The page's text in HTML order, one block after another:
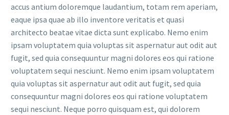
accus antium doloremque laudantium, totam rem aperiam,
eaque ipsa quae ab illo inventore veritatis et quasi
architecto beatae vitae dicta sunt explicabo. Nemo enim
ipsam voluptatem quia voluptas sit aspernatur aut odit aut
fugit, sed quia consequuntur magni dolores eos qui ratione
voluptatem sequi nesciunt. Nemo enim ipsam voluptatem
quia voluptas sit aspernatur aut odit aut fugit, sed quia
consequuntur magni dolores eos qui ratione voluptatem
sequi nesciunt. Neque porro quisquam est, qui dolorem